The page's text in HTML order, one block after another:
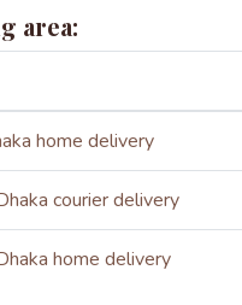
area:
home delivery
courier delivery
home delivery